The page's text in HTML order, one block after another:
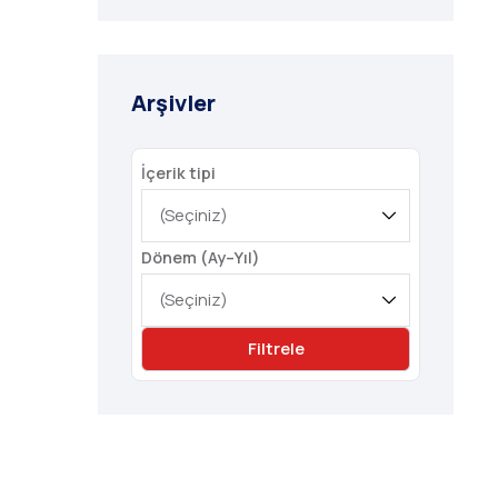
Arşivler
İçerik tipi
Dönem (Ay–Yıl)
Filtrele